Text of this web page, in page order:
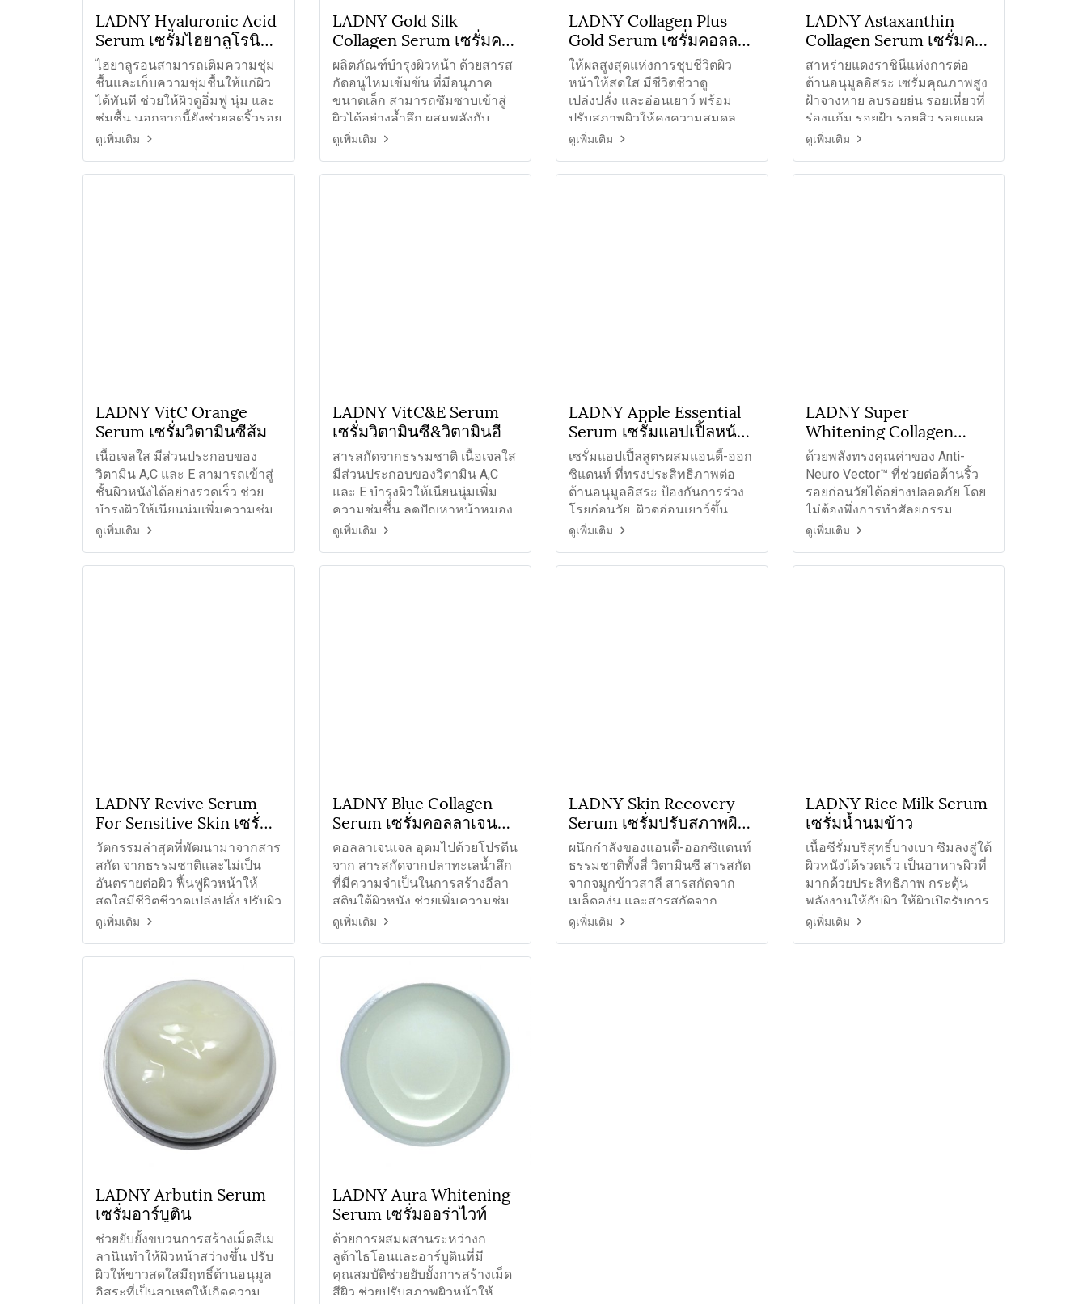
LADNY Hyaluronic Acid
Serum เซรั่มไฮยาลูโรนิค
เอซิด
ไฮยาลูรอนสามารถเติมความชุ่ม
ชื้นและเก็บความชุ่มชื้นให้แก่ผิว
ได้ทันที ช่วยให้ผิวดูอิ่มฟู นุ่ม และ
ชุ่มชื้น นอกจากนี้ยังช่วยลดริ้วรอย
ที่มองเห็นได้
ดูเพิ่มเติม
LADNY Gold Silk
Collagen Serum เซรั่มคอ
ลลาเจนไหมทอง
ผลิตภัณฑ์บำรุงผิวหน้า ด้วยสารส
กัดอนูไหมเข้มข้น ที่มีอนุภาค
ขนาดเล็ก สามารถซึมซาบเข้าสู่
ผิวได้อย่างล้ำลึก ผสมพลังกับ
ทองคำบริสุทธิ์ สารสกัดไฮยารู
ดูเพิ่มเติม
LADNY Collagen Plus
Gold Serum เซรั่มคอลลา
เจนทองคำ
ให้ผลสูงสุดแห่งการชุบชีวิตผิว
หน้าให้สดใส มีชีวิตชีวาดู
เปล่งปลั่ง และอ่อนเยาว์ พร้อม
ปรับสภาพผิวให้คงความสมดุล
หลังการล้างหน้า
ดูเพิ่มเติม
LADNY Astaxanthin
Collagen Serum เซรั่มคอ
ลลาเจนสาหร่ายแดง
สาหร่ายแดงราชินีแห่งการต่อ
ต้านอนุมูลอิสระ เซรั่มคุณภาพสูง
ฝ้าจางหาย ลบรอยย่น รอยเหี่ยวที่
ร่องแก้ม รอยฝ้า รอยสิว รอยแผล
เป็น
ดูเพิ่มเติม
LADNY VitC Orange
Serum เซรั่มวิตามินซีส้ม
เนื้อเจลใส มีส่วนประกอบของ
วิตามิน A,C และ E สามารถเข้าสู่
ชั้นผิวหนังได้อย่างรวดเร็ว ช่วย
บำรุงผิวให้เนียนนุ่มเพิ่มความชุ่ม
ชื้น ลดปัญหาหน้าหมองคล้ำ
ดูเพิ่มเติม
LADNY VitC&E Serum
เซรั่มวิตามินซี&วิตามินอี
สารสกัดจากธรรมชาติ เนื้อเจลใส
มีส่วนประกอบของวิตามิน A,C
และ E บำรุงผิวให้เนียนนุ่มเพิ่ม
ความชุ่มชื้น ลดปัญหาหน้าหมอง
คล้ำ ฟื้นฟูผิวหน้าที่เสีย
ดูเพิ่มเติม
LADNY Apple Essential
Serum เซรั่มแอปเปิ้ลหน้า
ใส
เซรั่มแอปเปิ้ลสูตรผสมแอนตี้-ออก
ซิแดนท์ ที่ทรงประสิทธิภาพต่อ
ต้านอนุมูลอิสระ ป้องกันการร่วง
โรยก่อนวัย ผิวดูอ่อนเยาว์ขึ้น
อย่างเห็นได้ชัด
ดูเพิ่มเติม
LADNY Super
Whitening Collagen
Serum เซรั่มซุปเปอร์ไวท์
คอลลาเจน
ด้วยพลังทรงคุณค่าของ Anti-
Neuro Vector™ ที่ช่วยต่อต้านริ้ว
รอยก่อนวัยได้อย่างปลอดภัย โดย
ไม่ต้องพึ่งการทำศัลยกรรม
ดูเพิ่มเติม
LADNY Revive Serum
For Sensitive Skin เซรั่ม
ฟื้นฟูผิวแพ้ง่าย
วัตกรรมล่าสุดที่พัฒนามาจากสาร
สกัด จากธรรมชาติและไม่เป็น
อันตรายต่อผิว ฟื้นฟูผิวหน้าให้
สดใสมีชีวิตชีวาดูเปล่งปลั่ง ปรับผิว
ให้เรียบเนียนนุ่นน่าสัมผัส
ดูเพิ่มเติม
LADNY Blue Collagen
Serum เซรั่มคอลลาเจน
เข้มข้น
คอลลาเจนเจล อุดมไปด้วยโปรตีน
จาก สารสกัดจากปลาทะเลน้ำลึก
ที่มีความจำเป็นในการสร้างอีลา
สตินใต้ผิวหนัง ช่วยเพิ่มความชุ่ม
ชื้น
ดูเพิ่มเติม
LADNY Skin Recovery
Serum เซรั่มปรับสภาพผิว
เสีย
ผนึกกำลังของแอนตี้-ออกซิแดนท์
ธรรมชาติทั้งสี่ วิตามินซี สารสกัด
จากจมูกข้าวสาลี สารสกัดจาก
เมล็ดองุ่น และสารสกัดจาก
แอปเปิล ป้องกันอนุมูลอิสระ
ดูเพิ่มเติม
LADNY Rice Milk Serum
เซรั่มน้ำนมข้าว
เนื้อซีรั่มบริสุทธิ์บางเบา ซึมลงสู่ใต้
ผิวหนังได้รวดเร็ว เป็นอาหารผิวที่
มากด้วยประสิทธิภาพ กระตุ้น
พลังงานให้กับผิว ให้ผิวเปิดรับการ
บำรุงอย่างเต็มที่
ดูเพิ่มเติม
LADNY Arbutin Serum
เซรั่มอาร์บูติน
ช่วยยับยั้งขบวนการสร้างเม็ดสีเม
ลานินทำให้ผิวหน้าสว่างขึ้น ปรับ
ผิวให้ขาวสดใสมีฤทธิ์ต้านอนุมูล
อิสระที่เป็นสาเหตุให้เกิดความ
LADNY Aura Whitening
Serum เซรั่มออร่าไวท์
ด้วยการผสมผสานระหว่างก
ลูต้าไธโอนและอาร์บูตินที่มี
คุณสมบัติช่วยยับยั้งการสร้างเม็ด
สีผิว ช่วยปรับสภาพผิวหน้าให้